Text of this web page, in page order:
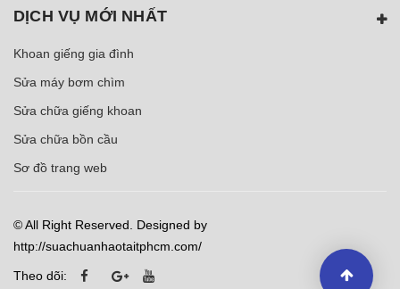
DỊCH VỤ MỚI NHẤT
Khoan giếng gia đình
Sửa máy bơm chìm
Sửa chữa giếng khoan
Sửa chữa bồn cầu
Sơ đồ trang web
© All Right Reserved. Designed by
http://suachuanhaotaitphcm.com/
Theo dõi: